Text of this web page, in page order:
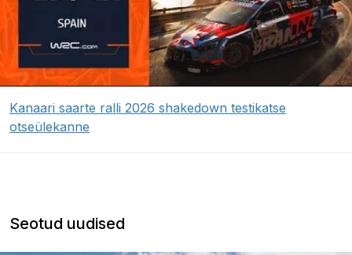
Kanaari saarte ralli 2026 shakedown testikatse
otseülekanne
Seotud uudised